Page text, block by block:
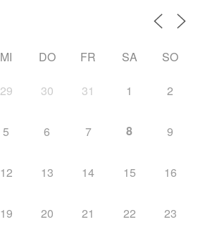
MI DO FR SA SO
29 30 31 1 2
5 6 7 8 9
12 13 14 15 16
19 20 21 22 23